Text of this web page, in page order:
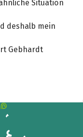
Situation
deshalb mein
Gebhardt
event